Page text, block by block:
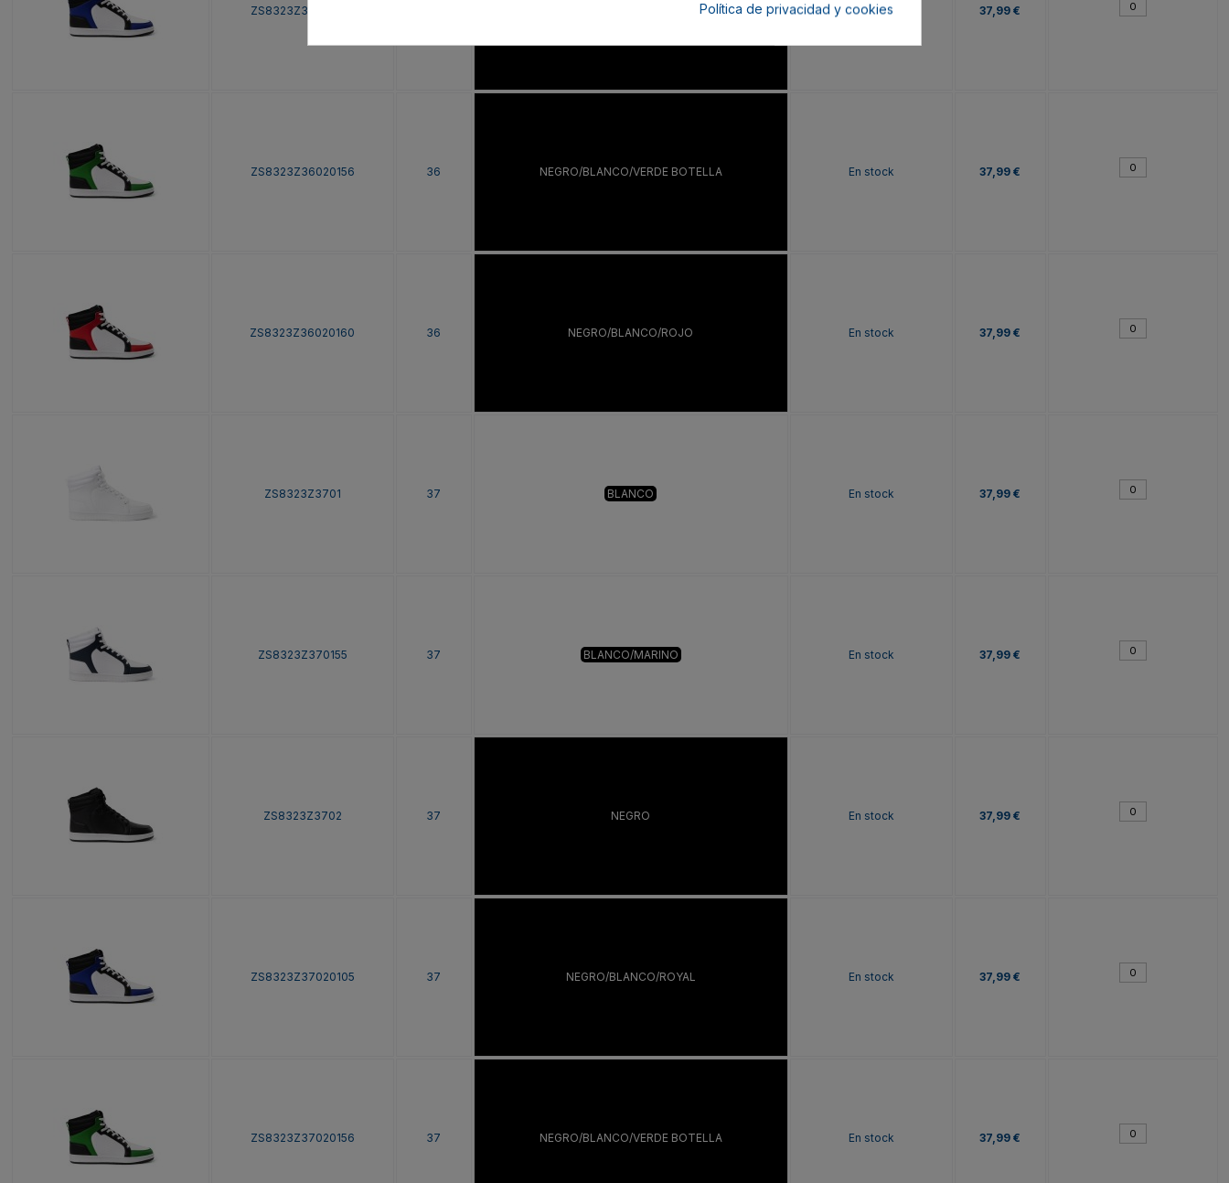
ZS8323Z36020105 En stock 37,99 €
ZS8323Z36020156 36 NEGRO/BLANCO/VERDE BOTELLA En stock 37,99 €
ZS8323Z36020160 36 NEGRO/BLANCO/ROJO En stock 37,99 €
ZS8323Z3701 37 BLANCO En stock 37,99 €
ZS8323Z370155 37 BLANCO/MARINO En stock 37,99 €
ZS8323Z3702 37 NEGRO En stock 37,99 €
ZS8323Z37020105 37 NEGRO/BLANCO/ROYAL En stock 37,99 €
ZS8323Z37020156 37 NEGRO/BLANCO/VERDE BOTELLA En stock 37,99 €
Política de privacidad y cookies